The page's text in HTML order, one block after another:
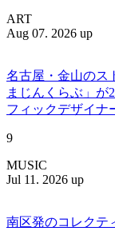
ART
Aug 07. 2026 up
名古屋・金山のス
まじんくらぶ」が
フィックデザイナ
9
MUSIC
Jul 11. 2026 up
南区発のコレクテ